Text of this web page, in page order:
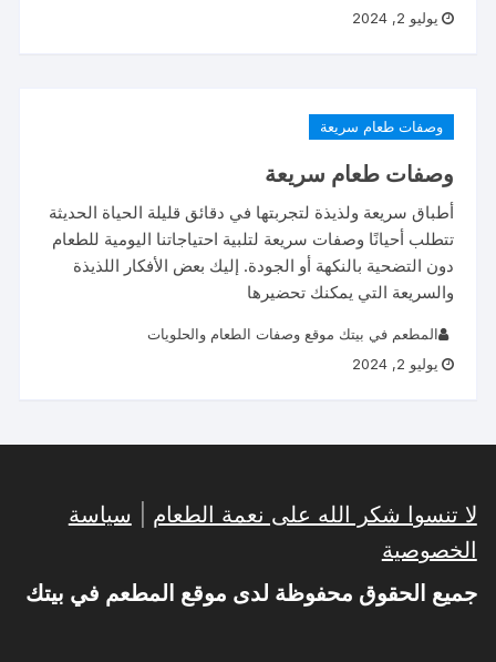
يوليو 2, 2024
وصفات طعام سريعة
وصفات طعام سريعة
أطباق سريعة ولذيذة لتجربتها في دقائق قليلة الحياة الحديثة
تتطلب أحيانًا وصفات سريعة لتلبية احتياجاتنا اليومية للطعام
دون التضحية بالنكهة أو الجودة. إليك بعض الأفكار اللذيذة
والسريعة التي يمكنك تحضيرها
المطعم في بيتك موقع وصفات الطعام والحلويات
يوليو 2, 2024
لا تنسوا شكر الله على نعمة الطعام
سياسة
الخصوصية
جميع الحقوق محفوظة لدى موقع المطعم في بيتك